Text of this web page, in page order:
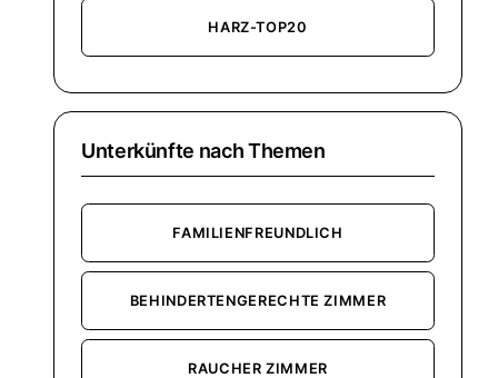
HARZ-TOP20
Unterkünfte nach Themen
FAMILIENFREUNDLICH
BEHINDERTENGERECHTE ZIMMER
RAUCHER ZIMMER